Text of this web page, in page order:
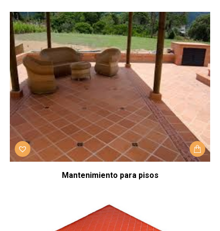
Mantenimiento para pisos